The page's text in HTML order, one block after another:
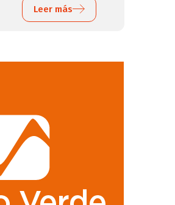
Leer más